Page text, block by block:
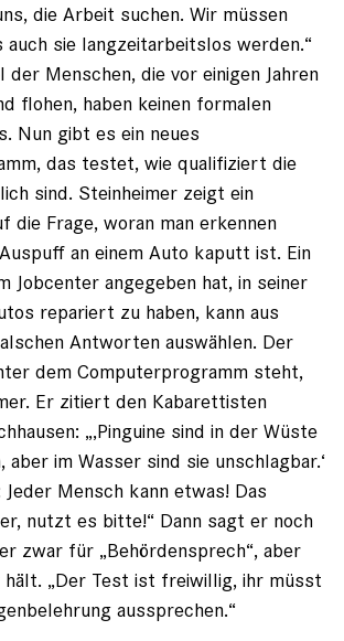
die Arbeit suchen. Wir müssen
auch sie langzeitarbeitslos werden.“
Menschen, die vor einigen Jahren
flohen, haben keinen formalen
Nun gibt es ein neues
das testet, wie qualifiziert die
sind. Steinheimer zeigt ein
die Frage, woran man erkennen
an einem Auto kaputt ist. Ein
Jobcenter angegeben hat, in seiner
repariert zu haben, kann aus
Antworten auswählen. Der
dem Computerprogramm steht,
Er zitiert den Kabarettisten
„‚Pinguine sind in der Wüste
aber im Wasser sind sie unschlagbar.‘
Jeder Mensch kann etwas! Das
nutzt es bitte!“ Dann sagt er noch
zwar für „Behördensprech“, aber
„Der Test ist freiwillig, ihr müsst
aussprechen.“